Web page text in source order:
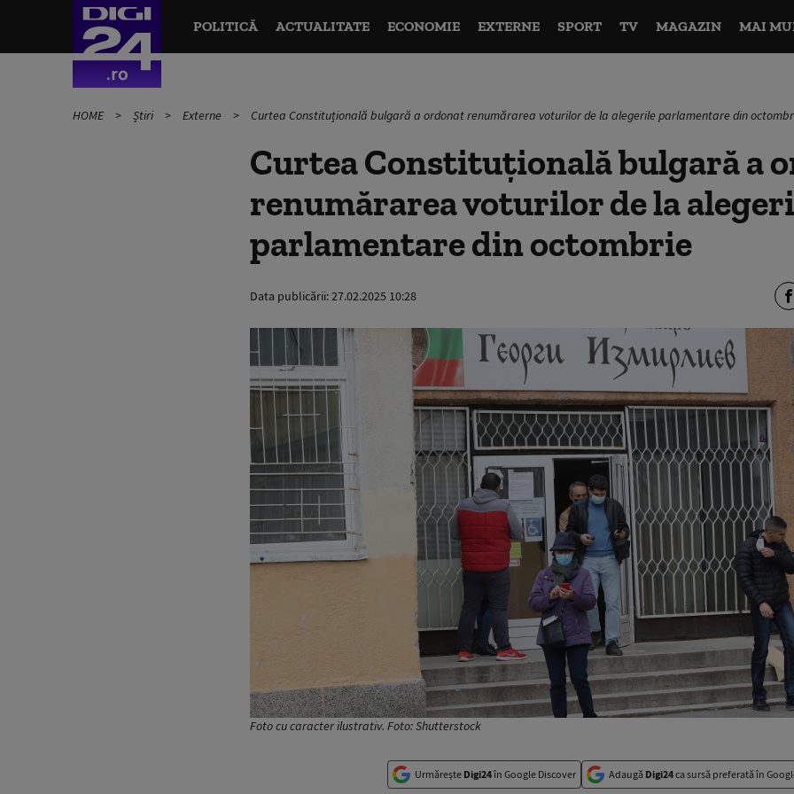
POLITICĂ ACTUALITATE ECONOMIE EXTERNE SPORT TV MAGAZIN MAI
HOME Știri Externe Curtea Constituțională bulgară a ordonat renumărarea voturilor de la alegerile parlamentare din
Curtea Constituțională bulgară a
renumărarea voturilor de la
parlamentare din octombrie
Data publicării:27.02.2025 10:28
Foto cu caracter ilustrativ. Foto: Shutterstock
Urmărește Digi24în Google Discover Adaugă Digi24ca sursă preferată în